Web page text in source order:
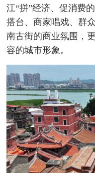
江“拼”经济、促消费
搭台、商家唱戏、群
南古街的商业氛围，
容的城市形象。